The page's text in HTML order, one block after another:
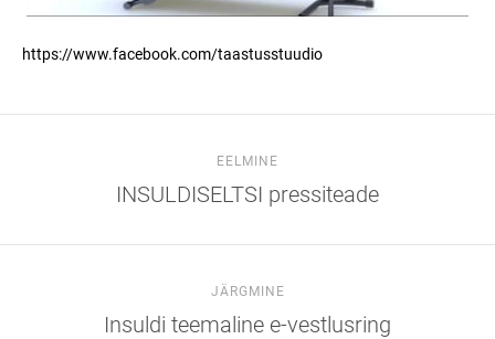
https://www.facebook.com/taastusstuudio
EELMINE
INSULDISELTSI pressiteade
JÄRGMINE
Insuldi teemaline e-vestlusring